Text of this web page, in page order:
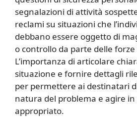
segnalazioni di attività
reclami su situazioni che
debbano essere oggetto di
o controllo da parte delle forze
L’importanza di articolare
situazione e fornire dettagli
per permettere ai destinatari
natura del problema e agire
appropriato.